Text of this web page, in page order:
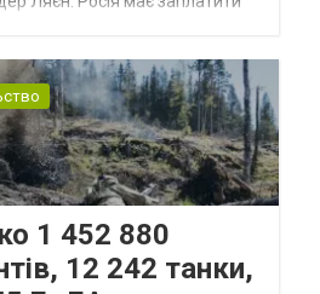
1 452 880
12 242 танки,